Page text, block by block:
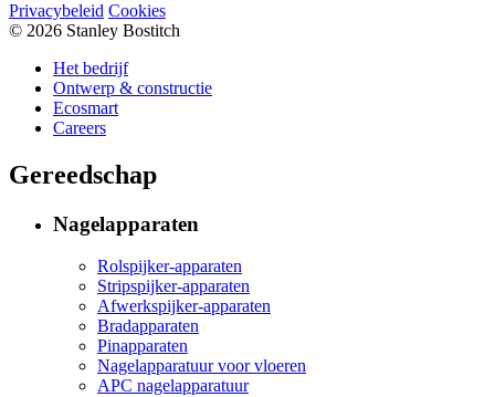
Privacybeleid Cookies
© 2026 Stanley Bostitch
Het bedrijf
Ontwerp & constructie
Ecosmart
Careers
Gereedschap
Nagelapparaten
Rolspijker-apparaten
Stripspijker-apparaten
Afwerkspijker-apparaten
Bradapparaten
Pinapparaten
Nagelapparatuur voor vloeren
APC nagelapparatuur